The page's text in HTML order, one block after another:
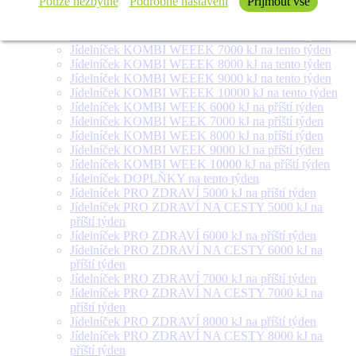
týden
Jídelníček KOMBI WEEEK 7000 kJ na tento týden
Jídelníček KOMBI WEEEK 8000 kJ na tento týden
Jídelníček KOMBI WEEEK 9000 kJ na tento týden
Jídelníček KOMBI WEEEK 10000 kJ na tento týden
Jídelníček KOMBI WEEK 6000 kJ na příští týden
Jídelníček KOMBI WEEK 7000 kJ na příští týden
Jídelníček KOMBI WEEK 8000 kJ na příští týden
Jídelníček KOMBI WEEK 9000 kJ na příští týden
Jídelníček KOMBI WEEK 10000 kJ na příští týden
Jídelníček DOPLŇKY na tento týden
Jídelníček PRO ZDRAVÍ 5000 kJ na příští týden
Jídelníček PRO ZDRAVÍ NA CESTY 5000 kJ na
příští týden
Jídelníček PRO ZDRAVÍ 6000 kJ na příští týden
Jídelníček PRO ZDRAVÍ NA CESTY 6000 kJ na
příští týden
Jídelníček PRO ZDRAVÍ 7000 kJ na příští týden
Jídelníček PRO ZDRAVÍ NA CESTY 7000 kJ na
příští týden
Jídelníček PRO ZDRAVÍ 8000 kJ na příští týden
Jídelníček PRO ZDRAVÍ NA CESTY 8000 kJ na
příští týden